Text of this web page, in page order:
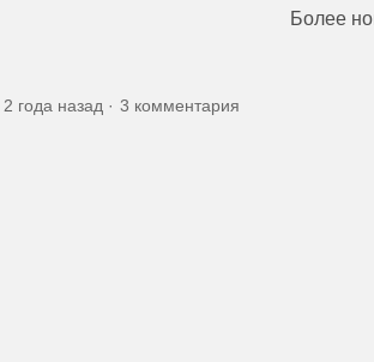
Более
2 года назад 3 комментария